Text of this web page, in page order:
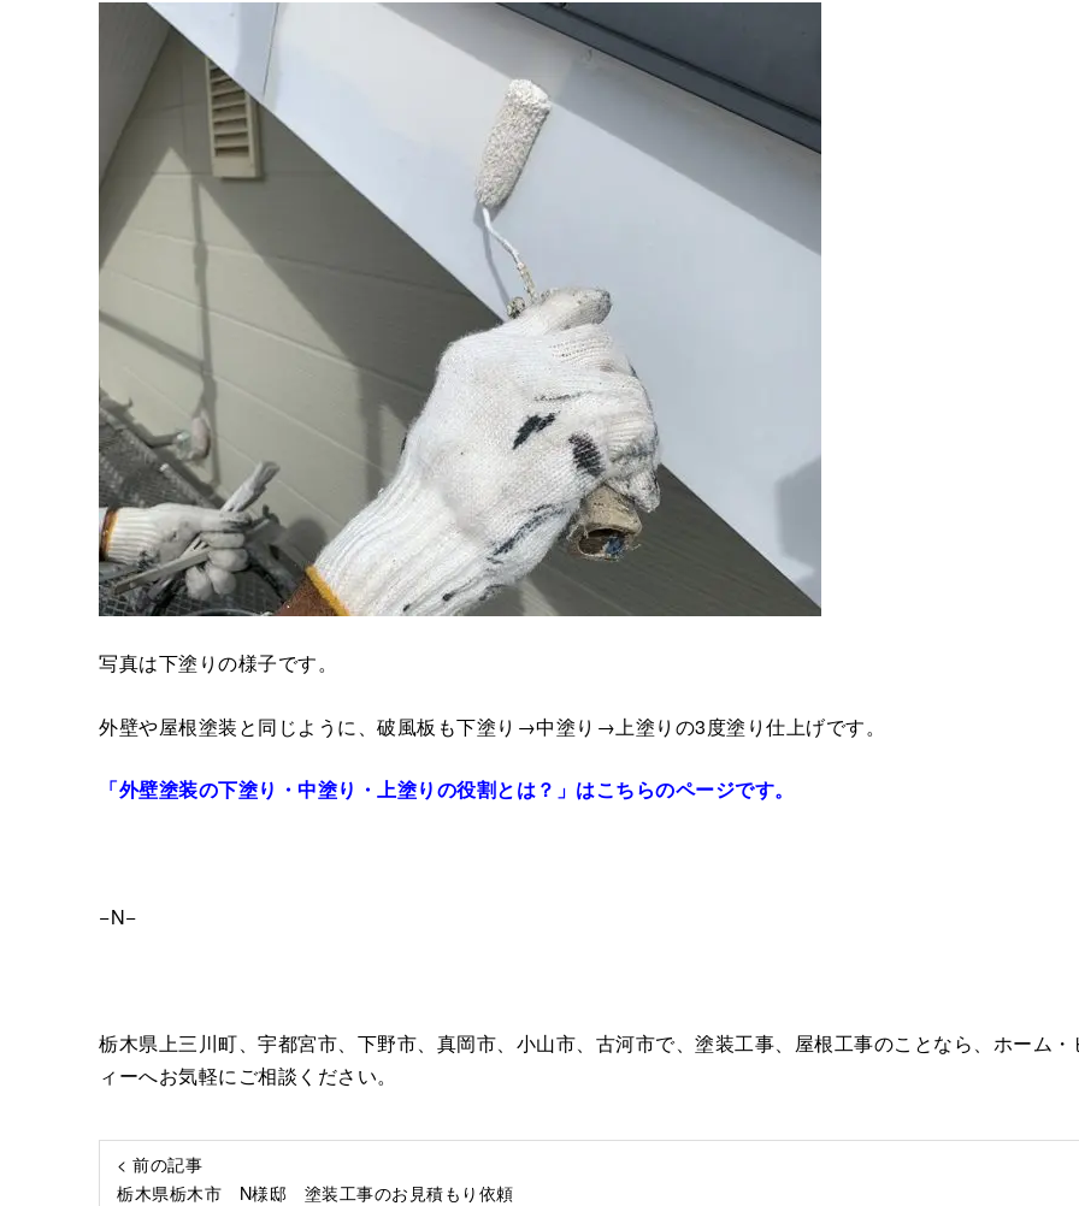
写真は下塗りの様子です。
外壁や屋根塗装と同じように、破風板も下塗り→中塗り→上塗りの3度塗り仕上げです。
「外壁塗装の下塗り・中塗り・上塗りの役割とは？」はこちらのページです。
−N−
栃木県上三川町、宇都宮市、下野市、真岡市、小山市、古河市で、塗装工事、屋根工事のことなら、ホーム・
ィーへお気軽にご相談ください。
< 前の記事
栃木県栃木市 N様邸 塗装工事のお見積もり依頼